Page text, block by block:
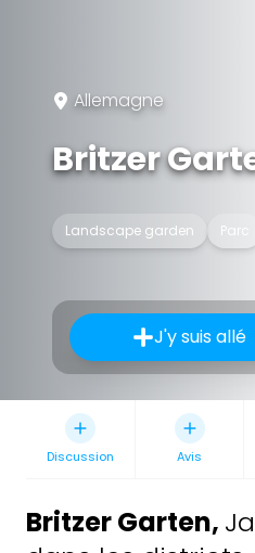
Allemagne
Britzer
Landscape garden Parc
J'y suis allé
Discussion Avis
Britzer Garten,